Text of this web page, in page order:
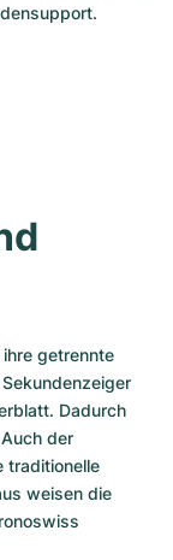
getrennte
Dadurch
der
traditionelle
weisen die